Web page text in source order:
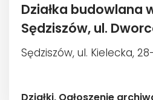
Działka budowlana
Sędziszów, ul.
Sędziszów, ul. Kielecka,